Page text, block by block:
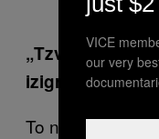
„Tzv.
izigraju zakon.“
To najčešće
VICE
our very